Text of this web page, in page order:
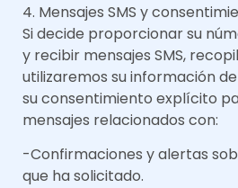
4. Mensajes SMS y
Si decide proporcionar su
y recibir mensajes SMS,
utilizaremos su información
su consentimiento explícito
mensajes relacionados con:
-Confirmaciones y alertas
que ha solicitado.